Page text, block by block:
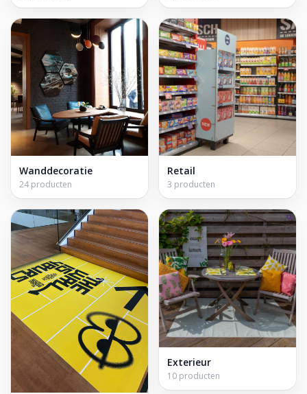
Wanddecoratie
24 producten
Retail
3 producten
Exterieur
10 producten